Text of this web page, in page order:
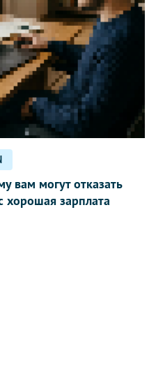
вам могут отказать
хорошая зарплата